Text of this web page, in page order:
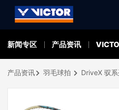
新闻专区 产品资讯
产品资讯 羽毛球拍 DriveX 驭系